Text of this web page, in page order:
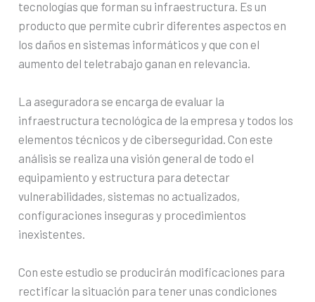
tecnologías que forman su infraestructura. Es un
producto que permite cubrir diferentes aspectos en
los daños en sistemas informáticos y que con el
aumento del teletrabajo ganan en relevancia.
La aseguradora se encarga de evaluar la
infraestructura tecnológica de la empresa y todos los
elementos técnicos y de ciberseguridad. Con este
análisis se realiza una visión general de todo el
equipamiento y estructura para detectar
vulnerabilidades, sistemas no actualizados,
configuraciones inseguras y procedimientos
inexistentes.
Con este estudio se producirán modificaciones para
rectificar la situación para tener unas condiciones